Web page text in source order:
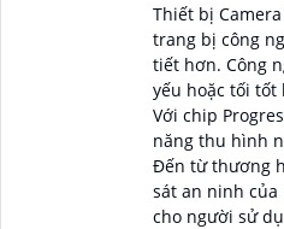
Thiết bị Camera
trang bị công
tiết hơn. Công
yếu hoặc tối tốt
Với chip
năng thu hình
Đến từ thương
sát an ninh của
cho người sử